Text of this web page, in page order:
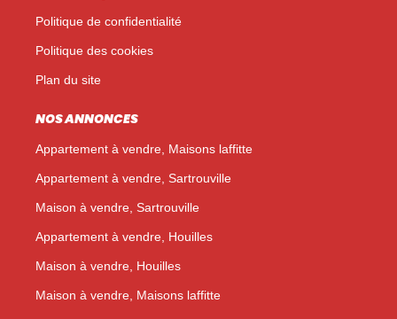
Politique de confidentialité
Politique des cookies
Plan du site
NOS ANNONCES
Appartement à vendre, Maisons laffitte
Appartement à vendre, Sartrouville
Maison à vendre, Sartrouville
Appartement à vendre, Houilles
Maison à vendre, Houilles
Maison à vendre, Maisons laffitte